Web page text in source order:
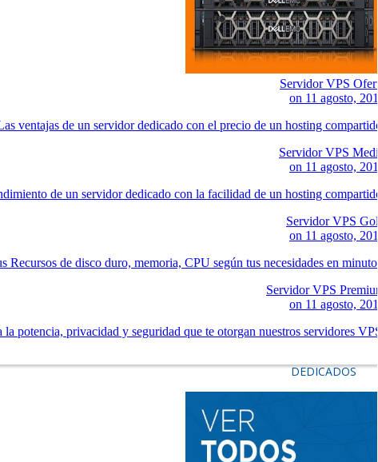
Servidor VPS
on 11 agosto,
ventajas de un servidor dedicado con el precio de un hosting
Servidor VPS
on 11 agosto,
de un servidor dedicado con la facilidad de un hosting
Servidor VPS
on 11 agosto,
Recursos de disco duro, memoria, CPU según tus necesidades en
Servidor VPS
on 11 agosto,
la potencia, privacidad y seguridad que te otorgan nuestros servidores
DEDICADOS